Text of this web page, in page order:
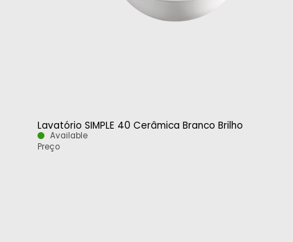
Lavatório SIMPLE 40 Cerâmica Branco Brilho
Available
Preço